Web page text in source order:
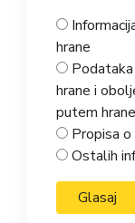
hrane
hrane i
putem hrane
Propisa o
Ostalih